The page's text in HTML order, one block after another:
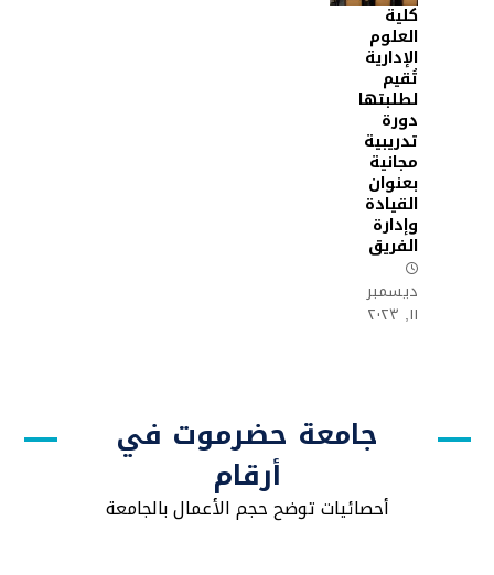
كلية
العلوم
الإدارية
تُقيم
لطلبتها
دورة
تدريبية
مجانية
بعنوان
القيادة
وإدارة
الفريق
ديسمبر
١١, ٢٠٢٣
جامعة حضرموت في
أرقام
أحصائيات توضح حجم الأعمال بالجامعة